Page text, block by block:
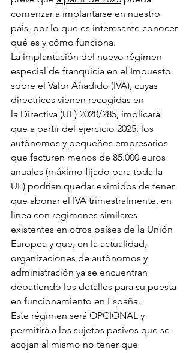
comenzar a implantarse en nuestro
país, por lo que es interesante conocer
qué es y cómo funciona.
La implantación del nuevo régimen
especial de franquicia en el Impuesto
sobre el Valor Añadido (IVA), cuyas
directrices vienen recogidas en
la Directiva (UE) 2020/285, implicará
que a partir del ejercicio 2025, los
autónomos y pequeños empresarios
que facturen menos de 85.000 euros
anuales (máximo fijado para toda la
UE) podrían quedar eximidos de tener
que abonar el IVA trimestralmente, en
línea con regímenes similares
existentes en otros países de la Unión
Europea y que, en la actualidad,
organizaciones de autónomos y
administración ya se encuentran
debatiendo los detalles para su puesta
en funcionamiento en España.
Este régimen será OPCIONAL y
permitirá a los sujetos pasivos que se
acojan al mismo no tener que